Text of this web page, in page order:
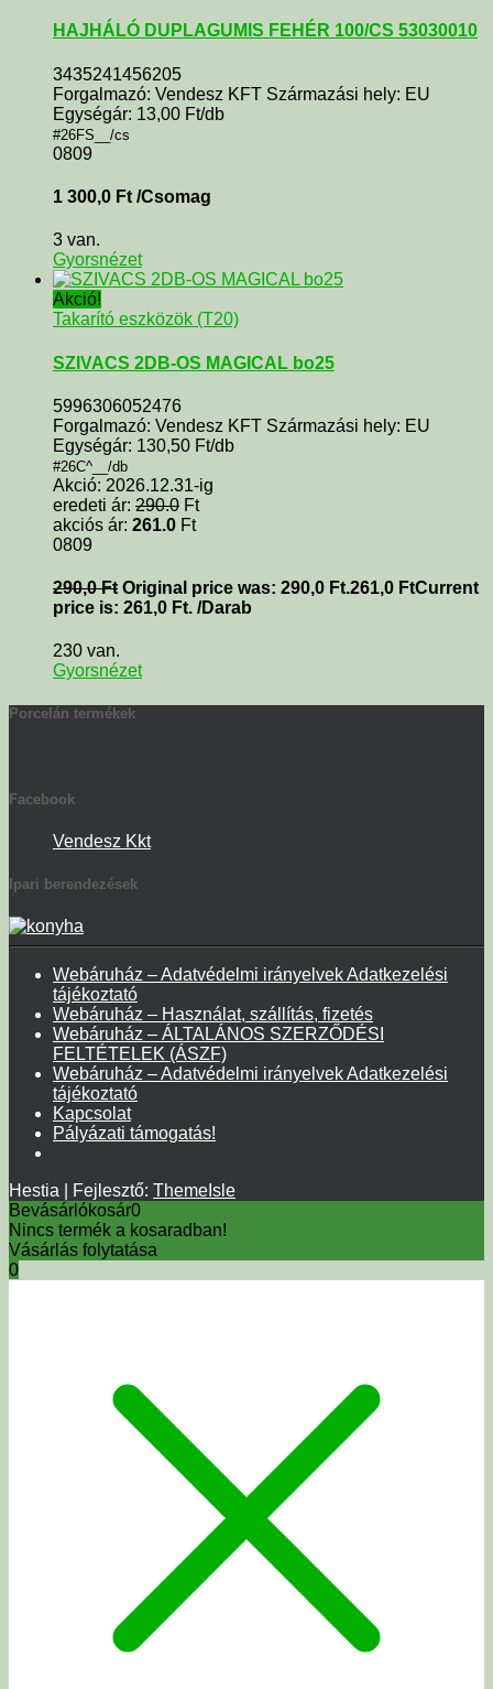
HAJHÁLÓ DUPLAGUMIS FEHÉR 100/CS 53030010
3435241456205
Forgalmazó: Vendesz KFT Származási hely: EU
Egységár: 13,00 Ft/db
#26FS__/cs
0809
1 300,0 Ft /Csomag
3 van.
Gyorsnézet
Akció!
Takarító eszközök (T20)
SZIVACS 2DB-OS MAGICAL bo25
5996306052476
Forgalmazó: Vendesz KFT Származási hely: EU
Egységár: 130,50 Ft/db
#26C^__/db
Akció: 2026.12.31-ig
eredeti ár: 290.0 Ft
akciós ár: 261.0 Ft
0809
290,0Ft Original price was: 290,0 Ft.261,0 FtCurrent
price is: 261,0 Ft. /Darab
230 van.
Gyorsnézet
Porcelán termékek
Facebook
Vendesz Kkt
Ipari berendezések
Webáruház – Adatvédelmi irányelvek Adatkezelési
tájékoztató
Webáruház – Használat, szállítás, fizetés
Webáruház – ÁLTALÁNOS SZERZŐDÉSI
FELTÉTELEK (ÁSZF)
Webáruház – Adatvédelmi irányelvek Adatkezelési
tájékoztató
Kapcsolat
Pályázati támogatás!
Hestia | Fejlesztő: ThemeIsle
Bevásárlókosár0
Nincs termék a kosaradban!
Vásárlás folytatása
0